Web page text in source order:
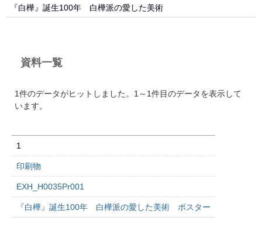
『白樺』誕生100年 白樺派の愛した美術
資料一覧
1件のデータがヒットしました。1～1件目のデータを表示して
います。
1
印刷物
EXH_H0035Pr001
『白樺』誕生100年 白樺派の愛した美術 ポスター